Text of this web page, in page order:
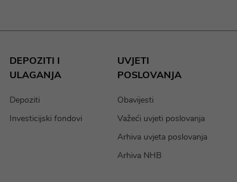
DEPOZITI I
ULAGANJA
Depoziti
Investicijski fondovi
UVJETI
POSLOVANJA
Obavijesti
Važeći uvjeti poslovanja
Arhiva uvjeta poslovanja
Arhiva NHB